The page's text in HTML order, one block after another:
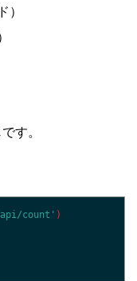
）
す。
count' )